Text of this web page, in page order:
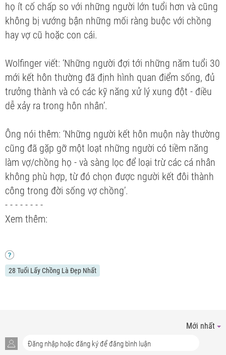
họ ít cố chấp so với những người lớn tuổi hơn và cũng
không bị vướng bận những mối ràng buộc với chồng
hay vợ cũ hoặc con cái.
Wolfinger viết: ‘Những người đợi tới những năm tuổi 30
mới kết hôn thường đã định hình quan điểm sống, đủ
trưởng thành và có các kỹ năng xử lý xung đột - điều
dễ xảy ra trong hôn nhân’.
Ông nói thêm: ‘Những người kết hôn muộn này thường
cũng đã gặp gỡ một loạt những người có tiềm năng
làm vợ/chồng họ - và sàng lọc để loại trừ các cá nhân
không phù hợp, từ đó chọn được người kết đôi thành
công trong đời sống vợ chồng’.
- - - - - - - -
Xem thêm:
28 Tuổi Lấy Chồng Là Đẹp Nhất
Mới nhất